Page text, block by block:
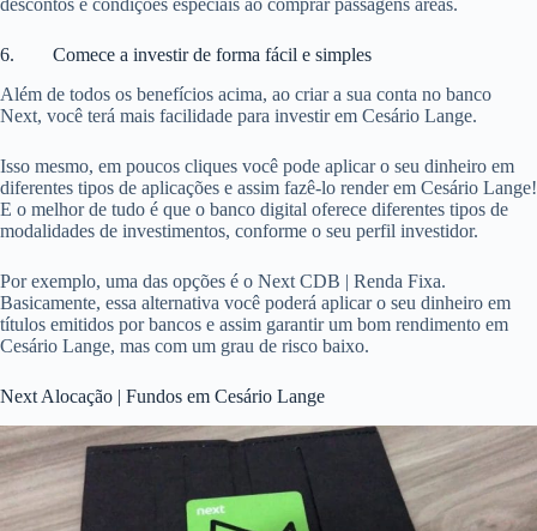
descontos e condições especiais ao comprar passagens áreas.
6. Comece a investir de forma fácil e simples
Além de todos os benefícios acima, ao criar a sua conta no banco
Next, você terá mais facilidade para investir em Cesário Lange.
Isso mesmo, em poucos cliques você pode aplicar o seu dinheiro em
diferentes tipos de aplicações e assim fazê-lo render em Cesário Lange!
E o melhor de tudo é que o banco digital oferece diferentes tipos de
modalidades de investimentos, conforme o seu perfil investidor.
Por exemplo, uma das opções é o Next CDB | Renda Fixa.
Basicamente, essa alternativa você poderá aplicar o seu dinheiro em
títulos emitidos por bancos e assim garantir um bom rendimento em
Cesário Lange, mas com um grau de risco baixo.
Next Alocação | Fundos em Cesário Lange